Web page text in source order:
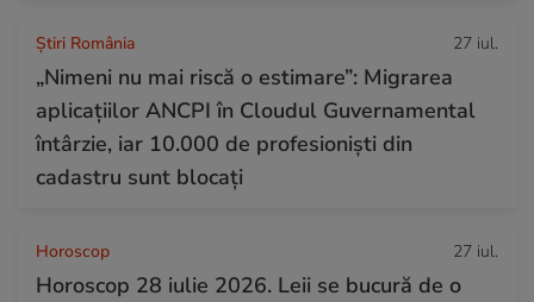
Știri România 27 iul.
„Nimeni nu mai riscă o estimare”: Migrarea
aplicațiilor ANCPI în Cloudul Guvernamental
întârzie, iar 10.000 de profesioniști din
cadastru sunt blocați
Horoscop 27 iul.
Horoscop 28 iulie 2026. Leii se bucură de o